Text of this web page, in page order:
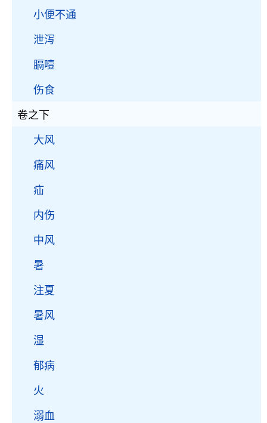
小便不通
泄泻
膈噎
伤食
卷之下
大风
痛风
疝
内伤
中风
暑
注夏
暑风
湿
郁病
火
溺血